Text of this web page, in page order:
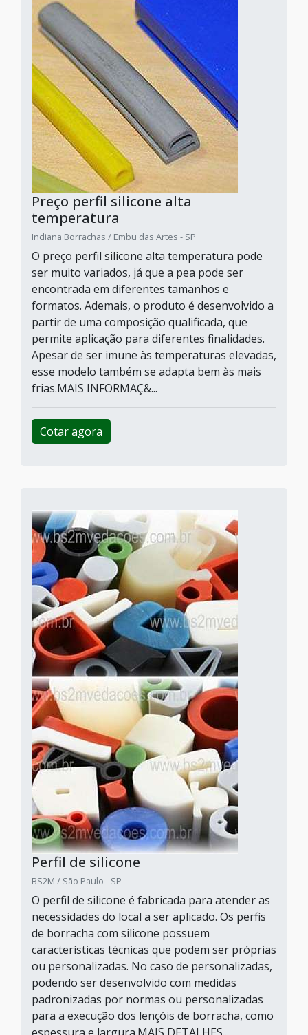
Preço perfil silicone alta
temperatura
Indiana Borrachas / Embu das Artes - SP
O preço perfil silicone alta temperatura pode
ser muito variados, já que a pea pode ser
encontrada em diferentes tamanhos e
formatos. Ademais, o produto é desenvolvido a
partir de uma composição qualificada, que
permite aplicação para diferentes finalidades.
Apesar de ser imune às temperaturas elevadas,
esse modelo também se adapta bem às mais
frias.MAIS INFORMAÇ&...
Cotar agora
Perfil de silicone
BS2M / São Paulo - SP
O perfil de silicone é fabricada para atender as
necessidades do local a ser aplicado. Os perfis
de borracha com silicone possuem
características técnicas que podem ser próprias
ou personalizadas. No caso de personalizadas,
podendo ser desenvolvido com medidas
padronizadas por normas ou personalizadas
para a execução dos lençóis de borracha, como